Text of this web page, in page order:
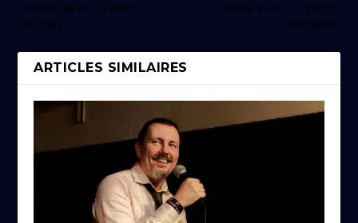
Confiné avec… Vincent
Bourgeyx
Confiné avec… Lorenzo
Naccarato
ARTICLES SIMILAIRES